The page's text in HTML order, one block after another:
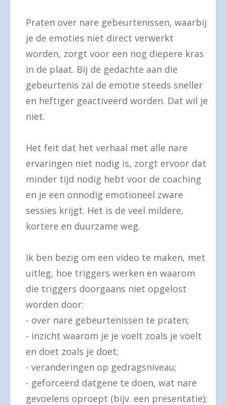
Praten over nare gebeurtenissen, waarbij
je de emoties niet direct verwerkt
worden, zorgt voor een nog diepere kras
in de plaat. Bij de gedachte aan die
gebeurtenis zal de emotie steeds sneller
en heftiger geactiveerd worden. Dat wil je
niet.
Het feit dat het verhaal met alle nare
ervaringen niet nodig is, zorgt ervoor dat
minder tijd nodig hebt voor de coaching
en je een onnodig emotioneel zware
sessies krijgt. Het is de veel mildere,
kortere en duurzame weg.
Ik ben bezig om een video te maken, met
uitleg, hoe triggers werken en waarom
die triggers doorgaans niet opgelost
worden door:
- over nare gebeurtenissen te praten;
- inzicht waarom je je voelt zoals je voelt
en doet zoals je doet;
- veranderingen op gedragsniveau;
- geforceerd datgene te doen, wat nare
gevoelens oproept (bijv. een presentatie);